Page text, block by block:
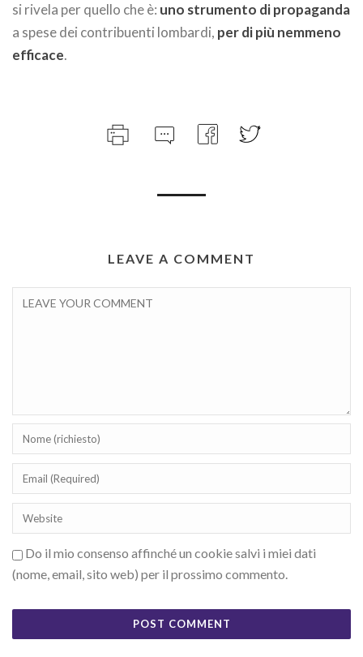
si rivela per quello che è: uno strumento di propaganda
a spese dei contribuenti lombardi, per di più nemmeno
efficace.
LEAVE A COMMENT
Do il mio consenso affinché un cookie salvi i miei dati
(nome, email, sito web) per il prossimo commento.